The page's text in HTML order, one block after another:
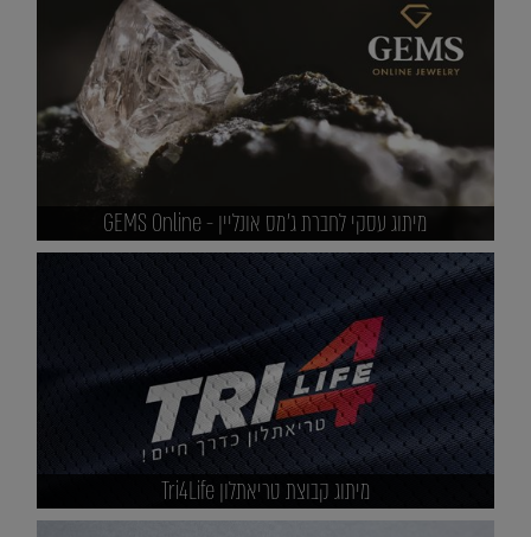
מיתוג עסקי לחברת ג'מס אונליין - GEMS Online
מיתוג קבוצת טריאתלון Tri4Life